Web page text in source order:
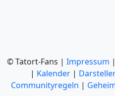
© Tatort-Fans | Impressum |
| Kalender |
Communityregeln |